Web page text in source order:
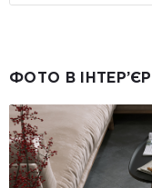
ФОТО В